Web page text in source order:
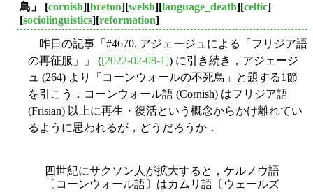
鳥」
[cornish][breton][welsh][language_death][celtic]
[sociolinguistics][reformation]
昨日の記事「#4670. アジェージュによる「フリジア語
の再征服」」 ([2022-02-08-1]) に引き続き，アジェージ
ュ (264) より「コーンウォールの不死鳥」と題する1節
を引こう．コーンウォール語 (Cornish) はフリジア語
(Frisian) 以上に再生・復活という概念からかけ離れてい
るように思われるが，どうだろうか．
四世紀にサクソン人が拡大すると，ケルノウ語
〔コーンウォール語〕はカムリ語〔ウェールズ